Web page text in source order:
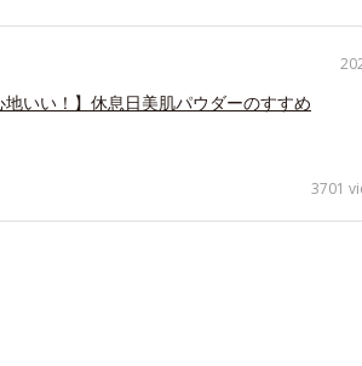
地いい！】休息日美肌パウダーのすすめ
3701